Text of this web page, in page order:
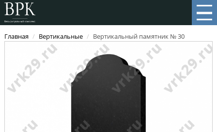
Главная / Вертикальные / Вертикальный памятник № 30